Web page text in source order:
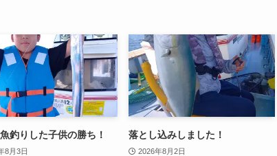
釣りした子供の勝ち！
8月3日
落とし込みしました！
2026年8月2日